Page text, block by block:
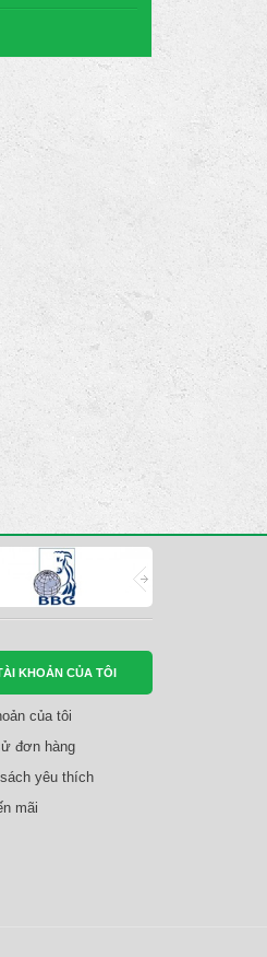
KHOẢN CỦA TÔI
của tôi
đơn hàng
yêu thích
mãi